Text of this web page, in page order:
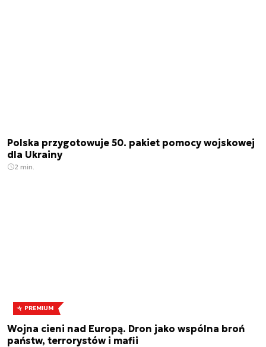
Polska przygotowuje 50. pakiet pomocy wojskowej
dla Ukrainy
2 min.
PREMIUM
Wojna cieni nad Europą. Dron jako wspólna broń
państw, terrorystów i mafii